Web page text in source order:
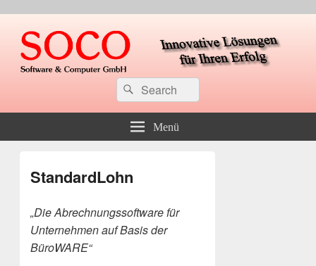
soco Software & Computer GmbH
Suche
nach:
Suchen
Menü
StandardLohn
„Die Abrechnungssoftware für
Unternehmen auf Basis der
BüroWARE“